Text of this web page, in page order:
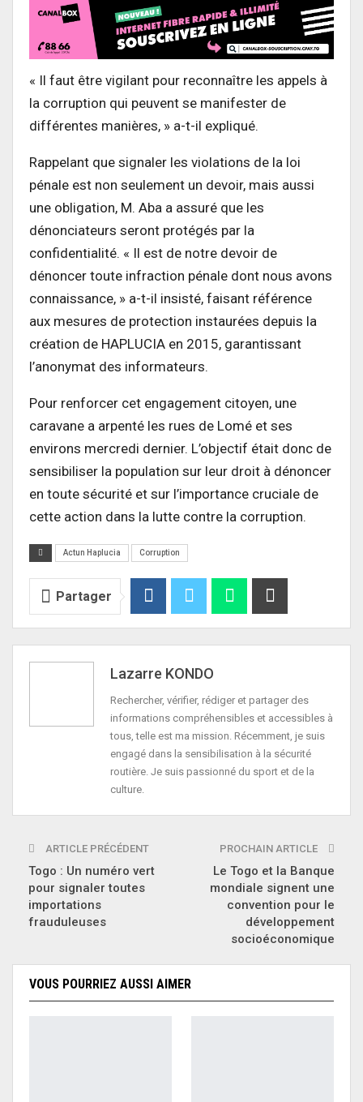
« Il faut être vigilant pour reconnaître les appels à
la corruption qui peuvent se manifester de
différentes manières, » a-t-il expliqué.
Rappelant que signaler les violations de la loi
pénale est non seulement un devoir, mais aussi
une obligation, M. Aba a assuré que les
dénonciateurs seront protégés par la
confidentialité. « Il est de notre devoir de
dénoncer toute infraction pénale dont nous avons
connaissance, » a-t-il insisté, faisant référence
aux mesures de protection instaurées depuis la
création de HAPLUCIA en 2015, garantissant
l’anonymat des informateurs.
Pour renforcer cet engagement citoyen, une
caravane a arpenté les rues de Lomé et ses
environs mercredi dernier. L’objectif était donc de
sensibiliser la population sur leur droit à dénoncer
en toute sécurité et sur l’importance cruciale de
cette action dans la lutte contre la corruption.
Actun Haplucia Corruption
Partager
Lazarre KONDO
Rechercher, vérifier, rédiger et partager des
informations compréhensibles et accessibles à
tous, telle est ma mission. Récemment, je suis
engagé dans la sensibilisation à la sécurité
routière. Je suis passionné du sport et de la
culture.
ARTICLE PRÉCÉDENT
Togo : Un numéro vert
pour signaler toutes
importations
frauduleuses
PROCHAIN ARTICLE
Le Togo et la Banque
mondiale signent une
convention pour le
développement
socioéconomique
VOUS POURRIEZ AUSSI AIMER